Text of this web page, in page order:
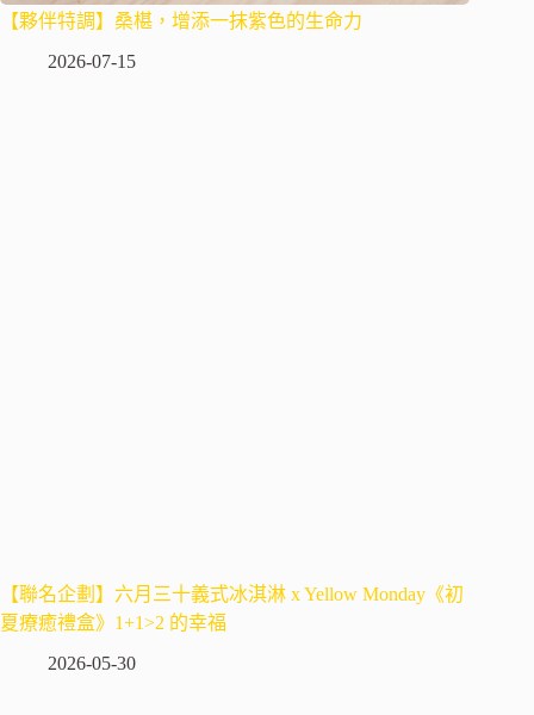
【夥伴特調】桑椹，增添一抹紫色的生命力
2026-07-15
【聯名企劃】六月三十義式冰淇淋 x Yellow Monday《初
夏療癒禮盒》1+1>2 的幸福
2026-05-30